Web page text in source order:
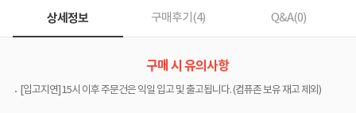
상세정보 구매후기(4) Q&A(0)
구매 시 유의사항
[입고지연] 15시 이후 주문건은 익일 입고 및 출고됩니다. (컴퓨존 보유 재고 제외)